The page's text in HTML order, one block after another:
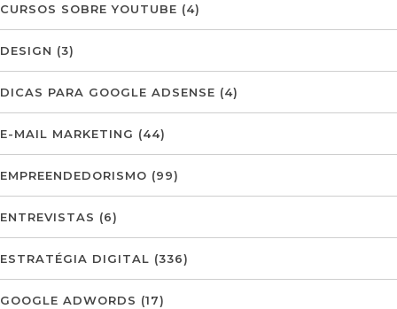
CURSOS SOBRE YOUTUBE (4)
DESIGN (3)
DICAS PARA GOOGLE ADSENSE (4)
E-MAIL MARKETING (44)
EMPREENDEDORISMO (99)
ENTREVISTAS (6)
ESTRATÉGIA DIGITAL (336)
GOOGLE ADWORDS (17)